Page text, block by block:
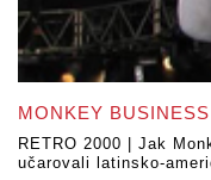
MONKEY
RETRO 2000 | Jak
učarovali latinsko-